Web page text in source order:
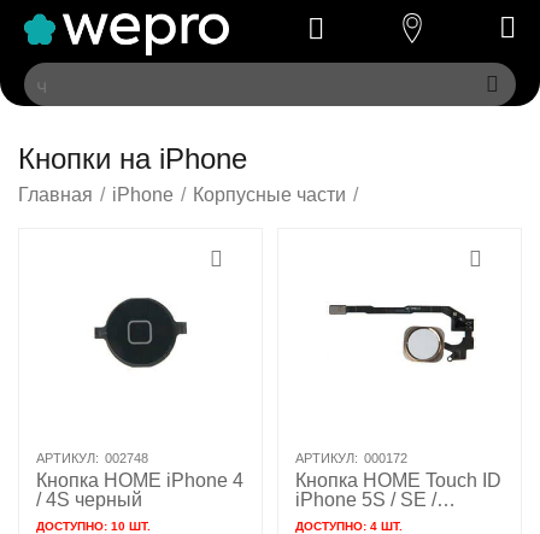
Кнопки на iPhone
Главная / iPhone / Корпусные части /
АРТИКУЛ: 002748
Кнопка HOME iPhone 4
/ 4S черный
ДОСТУПНО:10 ШТ.
АРТИКУЛ: 000172
Кнопка HOME Touch ID
iPhone 5S / SE /
золотой / 821-2092
ДОСТУПНО:4 ШТ.